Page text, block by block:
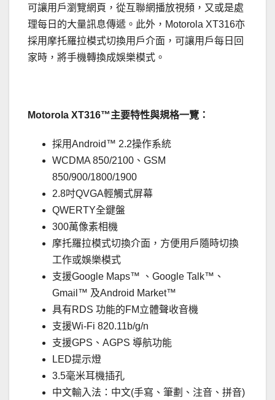
可讓用戶瀏覽網頁，從互聯網播放視頻，又或是處
理每日的大量訊息傳遞。此外，Motorola XT316亦
採用摩托羅拉模式切換用戶介面，可讓用戶每日回
家時，將手機轉換成娛樂模式。
Motorola XT316™主要特性與規格一覽：
採用Android™ 2.2操作系統
WCDMA 850/2100、GSM
850/900/1800/1900
2.8吋QVGA輕觸式屏幕
QWERTY全鍵盤
300萬像素相機
摩托羅拉模式切換介面，方便用戶隨時切換
工作或娛樂模式
支援Google Maps™ 、Google Talk™、
Gmail™ 及Android Market™
具有RDS 功能的FM立體聲收音機
支援Wi-Fi 820.11b/g/n
支援GPS、AGPS 導航功能
LED提示燈
3.5毫米耳機插孔
中文輸入法：中文(手寫、筆劃、注音、拼音)